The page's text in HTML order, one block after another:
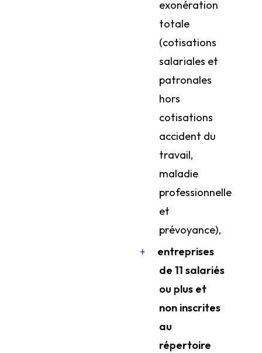
exonération
totale
(cotisations
salariales et
patronales
hors
cotisations
accident du
travail,
maladie
professionnelle
et
prévoyance),
entreprises
de 11 salariés
ou plus et
non inscrites
au
répertoire